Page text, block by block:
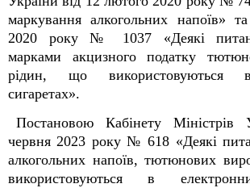
маркування алкогольних напоїв»
2020 року № 1037 «Деякі
марками акцизного податку
рідин, що використовуються
сигаретах».
Постановою Кабінету Міністрів
червня 2023 року № 618 «Деякі
алкогольних напоїв, тютюнових
використовуються в